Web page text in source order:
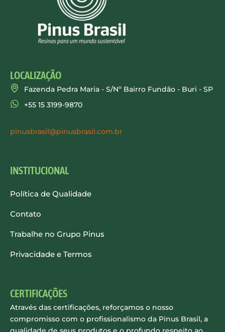
LOCALIZAÇÃO
Fazenda Pedra Maria - S/Nº Bairro Fundão - Buri - SP
+55 15 3199-9870
pinusbrasil@pinusbrasil.com.br
INSTITUCIONAL
Política de Qualidade
Contato
Trabalhe no Grupo Pinus
Privacidade e Termos
CERTIFICAÇÕES
Através das certificações, reforçamos o nosso
compromisso com o profissionalismo da Pinus Brasil, a